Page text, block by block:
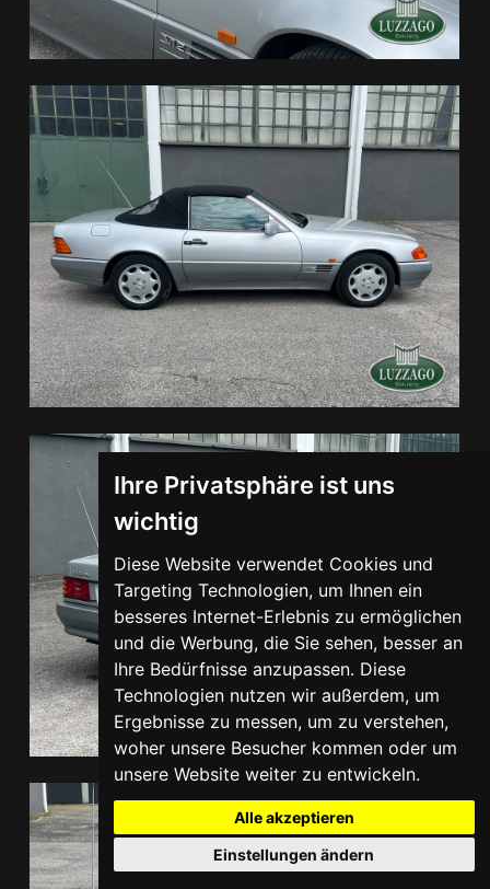
Ihre Privatsphäre ist uns
wichtig
Diese Website verwendet Cookies und
Targeting Technologien, um Ihnen ein
besseres Internet-Erlebnis zu ermöglichen
und die Werbung, die Sie sehen, besser an
Ihre Bedürfnisse anzupassen. Diese
Technologien nutzen wir außerdem, um
Ergebnisse zu messen, um zu verstehen,
woher unsere Besucher kommen oder um
unsere Website weiter zu entwickeln.
Alle akzeptieren
Einstellungen ändern